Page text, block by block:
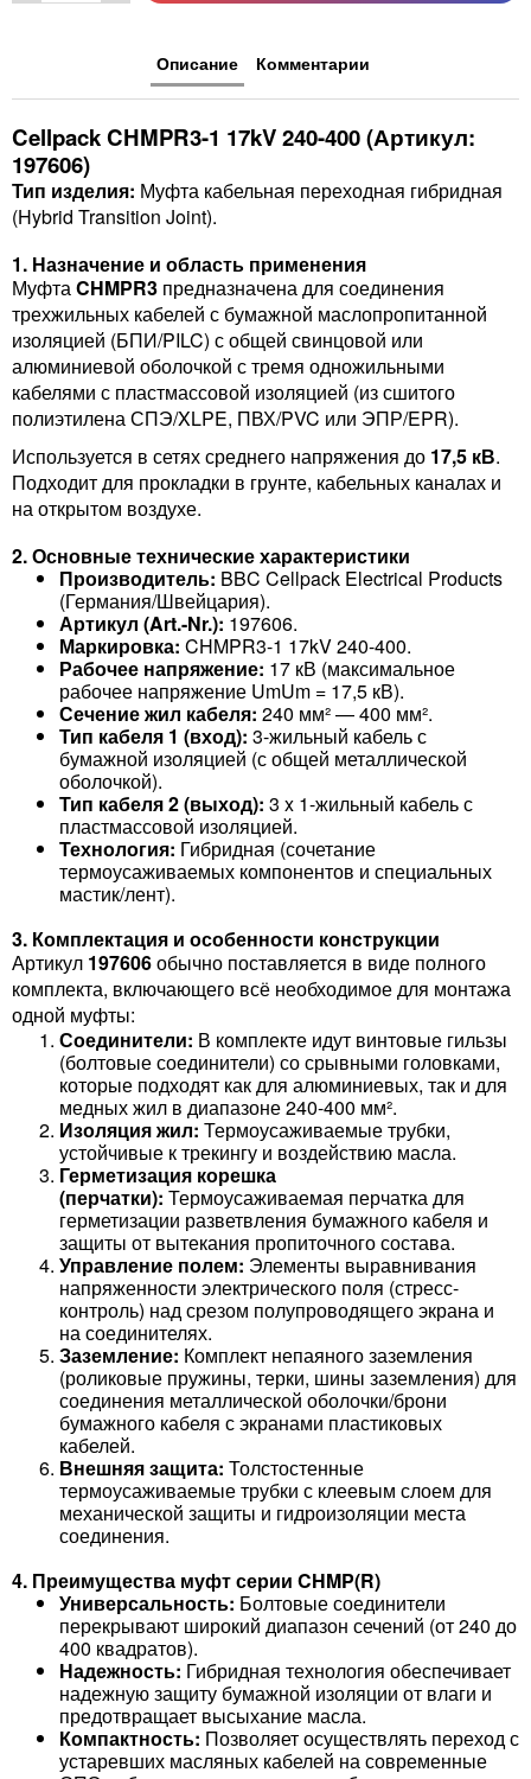
Описание Комментарии
Cellpack CHMPR3-1 17kV 240-400 (Артикул:
197606)
Тип изделия: Муфта кабельная переходная гибридная
(Hybrid Transition Joint).
1. Назначение и область применения
МуфтаCHMPR3 предназначена для соединения
трехжильных кабелей с бумажной маслопропитанной
изоляцией (БПИ/PILC) с общей свинцовой или
алюминиевой оболочкой с тремя одножильными
кабелями с пластмассовой изоляцией (из сшитого
полиэтилена СПЭ/XLPE, ПВХ/PVC или ЭПР/EPR).
Используется в сетях среднего напряжения до 17,5 кВ.
Подходит для прокладки в грунте, кабельных каналах и
на открытом воздухе.
2. Основные технические характеристики
Производитель: BBC Cellpack Electrical Products
(Германия/Швейцария).
Артикул (Art.-Nr.): 197606.
Маркировка: CHMPR3-1 17kV 240-400.
Рабочее напряжение: 17 кВ (максимальное
рабочее напряжение UmUm​ = 17,5 кВ).
Сечение жил кабеля: 240 мм² — 400 мм².
Тип кабеля 1 (вход): 3-жильный кабель с
бумажной изоляцией (с общей металлической
оболочкой).
Тип кабеля 2 (выход): 3 x 1-жильный кабель с
пластмассовой изоляцией.
Технология: Гибридная (сочетание
термоусаживаемых компонентов и специальных
мастик/лент).
3. Комплектация и особенности конструкции
Артикул 197606обычно поставляется в виде полного
комплекта, включающего всё необходимое для монтажа
одной муфты:
Соединители: В комплекте идут винтовые гильзы
(болтовые соединители) со срывными головками,
которые подходят как для алюминиевых, так и для
медных жил в диапазоне 240-400 мм².
Изоляция жил: Термоусаживаемые трубки,
устойчивые к трекингу и воздействию масла.
Герметизация корешка
(перчатки): Термоусаживаемая перчатка для
герметизации разветвления бумажного кабеля и
защиты от вытекания пропиточного состава.
Управление полем: Элементы выравнивания
напряженности электрического поля (стресс-
контроль) над срезом полупроводящего экрана и
на соединителях.
Заземление: Комплект непаяного заземления
(роликовые пружины, терки, шины заземления) для
соединения металлической оболочки/брони
бумажного кабеля с экранами пластиковых
кабелей.
Внешняя защита: Толстостенные
термоусаживаемые трубки с клеевым слоем для
механической защиты и гидроизоляции места
соединения.
4. Преимущества муфт серии CHMP(R)
Универсальность: Болтовые соединители
перекрывают широкий диапазон сечений (от 240 до
400 квадратов).
Надежность: Гибридная технология обеспечивает
надежную защиту бумажной изоляции от влаги и
предотвращает высыхание масла.
Компактность: Позволяет осуществлять переход с
устаревших масляных кабелей на современные